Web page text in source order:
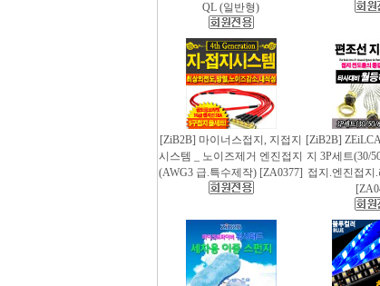
QL (일반형)
[ZiB2B] 마이너스접지, 지접지
시스템 _ 노이즈제거 엔진접지
(AWG3 급.특수제작) [ZA0377]
[ZiB2B]
지 3P세트(30/
접지.엔진접지